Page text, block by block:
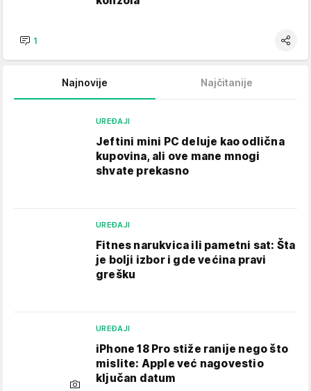
1
Najnovije Najčitanije
UREĐAJI
Jeftini mini PC deluje kao odlična
kupovina, ali ove mane mnogi
shvate prekasno
UREĐAJI
Fitnes narukvica ili pametni sat: Šta
je bolji izbor i gde većina pravi
grešku
UREĐAJI
iPhone 18 Pro stiže ranije nego što
mislite: Apple već nagovestio
ključan datum